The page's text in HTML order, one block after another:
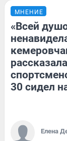
МНЕНИЕ
«Всей
30 сидел
Елена